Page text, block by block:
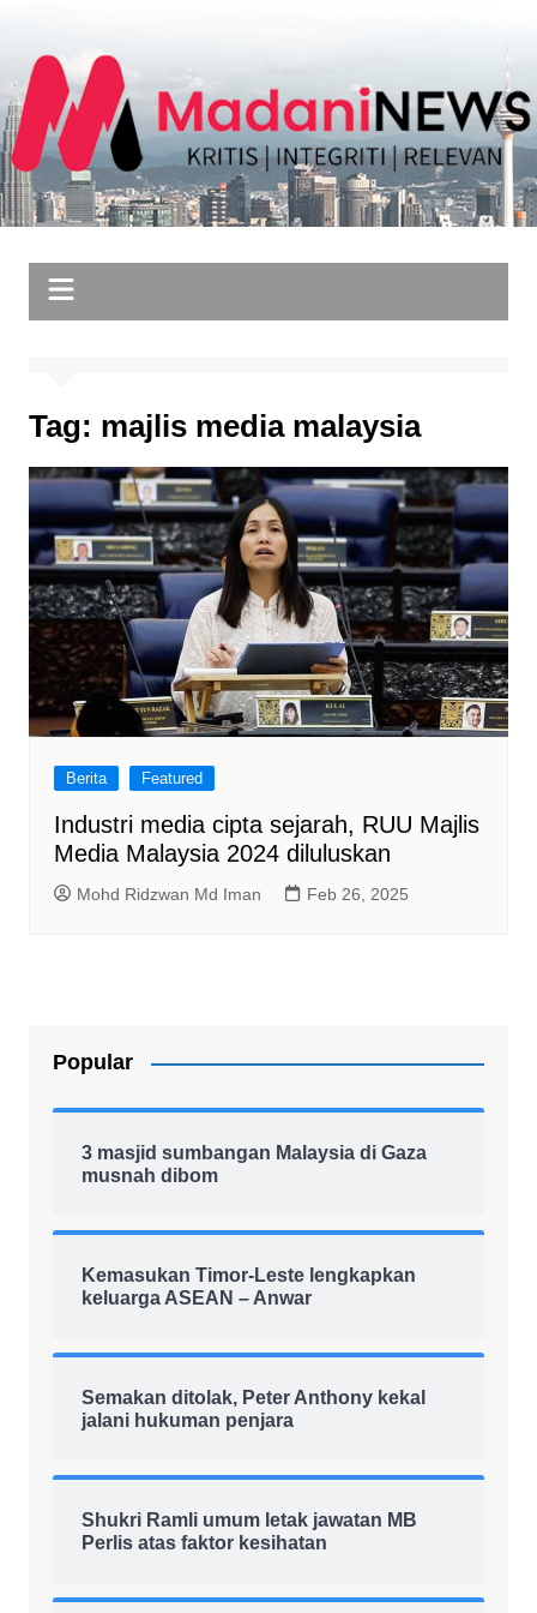
content
Tag: majlis media malaysia
Berita Featured
Industri media cipta sejarah, RUU Majlis
Media Malaysia 2024 diluluskan
Mohd Ridzwan Md Iman Feb 26, 2025
Popular
3 masjid sumbangan Malaysia di Gaza
musnah dibom
Kemasukan Timor-Leste lengkapkan
keluarga ASEAN – Anwar
Semakan ditolak, Peter Anthony kekal
jalani hukuman penjara
Shukri Ramli umum letak jawatan MB
Perlis atas faktor kesihatan